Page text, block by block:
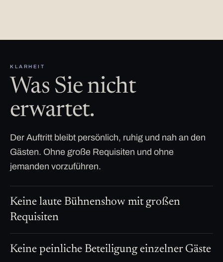
KLARHEIT
Was Sie nicht
erwartet.
Der Auftritt bleibt persönlich, ruhig und nah an den
Gästen. Ohne große Requisiten und ohne
jemanden vorzuführen.
Keine laute Bühnenshow mit großen
Requisiten
Keine peinliche Beteiligung einzelner Gäste